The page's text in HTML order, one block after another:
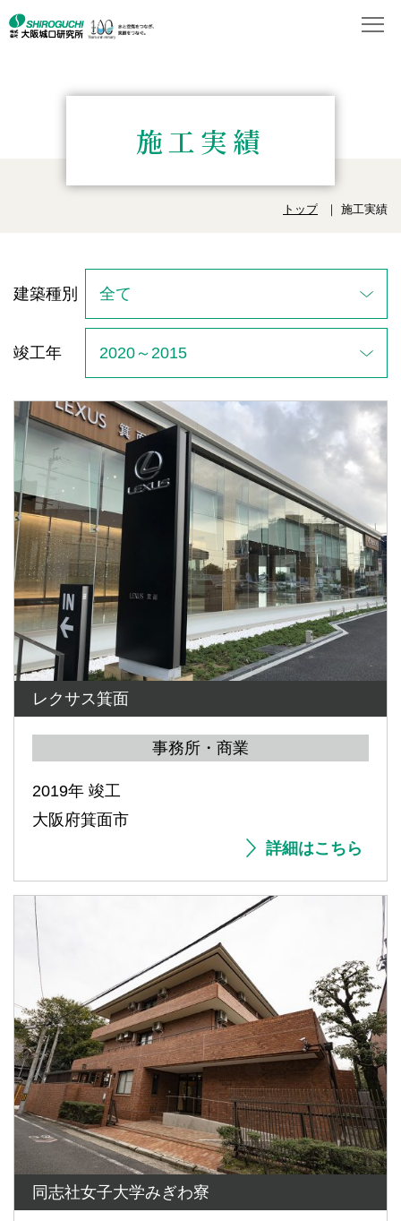
施工実績
トップ 施工実績
建築種別
竣工年
レクサス箕面
事務所・商業
2019年 竣工
大阪府箕面市
詳細はこちら
同志社女子大学みぎわ寮